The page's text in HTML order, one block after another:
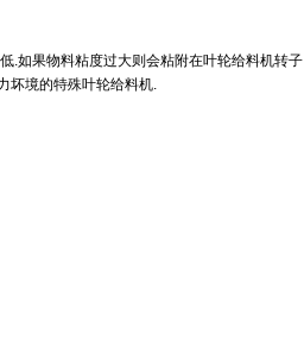
.如果物料粘度过大则会粘附在叶轮给料机转子
坏境的特殊叶轮给料机.